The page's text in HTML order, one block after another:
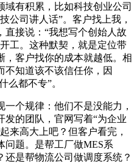
有积累，比如科技创业公司
公司讲人话”。客户找上我，
直接说：“我想写个创始人故
工。这种默契，就是定位带
，客户找你的成本就越低。相
不知道该不该信任你，因
么都不专”。
个规律：他们不是没能力，
发的团队，官网写着“为企业
来高大上吧？但客户看完，
问题。是帮工厂做MES系
是帮物流公司做调度系统？